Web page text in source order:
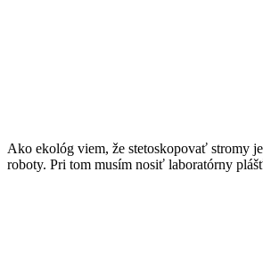
Ako ekológ viem, že stetoskopovať stromy
roboty. Pri tom musím nosiť laboratórny